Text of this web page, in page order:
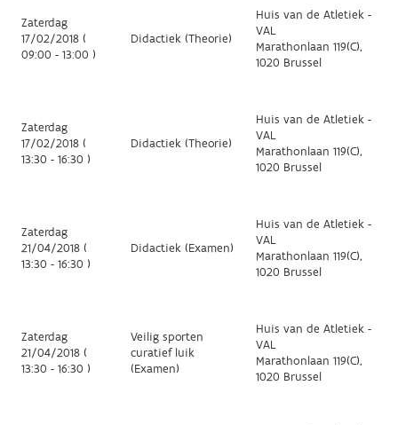
Zaterdag
17/02/2018 (
09:00 - 13:00 )
Didactiek (Theorie)
Huis van de Atletiek -
VAL
Marathonlaan 119(C),
1020 Brussel
Zaterdag
17/02/2018 (
13:30 - 16:30 )
Didactiek (Theorie)
Huis van de Atletiek -
VAL
Marathonlaan 119(C),
1020 Brussel
Zaterdag
21/04/2018 (
13:30 - 16:30 )
Didactiek (Examen)
Huis van de Atletiek -
VAL
Marathonlaan 119(C),
1020 Brussel
Zaterdag
21/04/2018 (
13:30 - 16:30 )
Veilig sporten
curatief luik
(Examen)
Huis van de Atletiek -
VAL
Marathonlaan 119(C),
1020 Brussel